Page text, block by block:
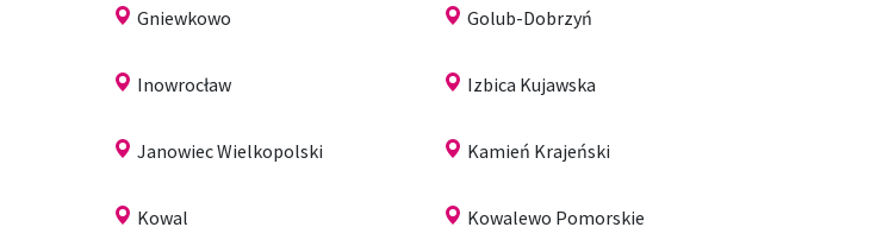
Gniewkowo Golub-Dobrzyń
Inowrocław Izbica Kujawska
Janowiec Wielkopolski Kamień Krajeński
Kowal Kowalewo Pomorskie